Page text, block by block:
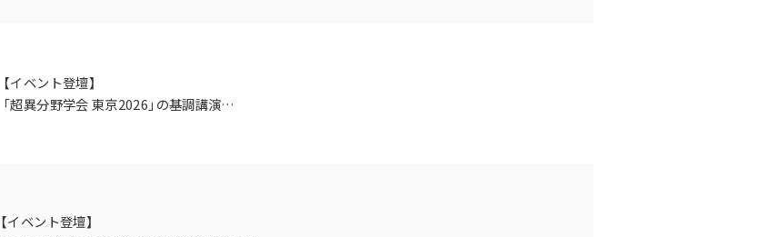
【イベント登壇】
「超異分野学会 東京2026」の基調講演者に
【イベント登壇】